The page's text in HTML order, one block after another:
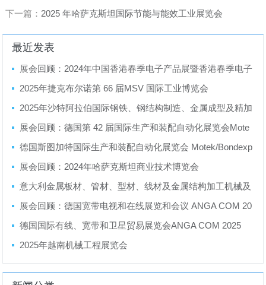
下一篇： 2025 年哈萨克斯坦国际节能与能效工业展览会
最近发表
展会回顾：2024年中国香港春季电子产品展暨香港春季电子
产品展
2025年捷克布尔诺第 66 届MSV 国际工业博览会
2025年沙特阿拉伯国际钢铁、钢结构制造、金属成型及精加
工展览会
展会回顾：德国第 42 届国际生产和装配自动化展览会Mote
k/Bondexpo 2024
德国斯图加特国际生产和装配自动化展览会 Motek/Bondexp
o 2025
展会回顾：2024年哈萨克斯坦商业技术博览会
意大利金属板材、管材、型材、线材及金属结构加工机械及
设备展览会LAMIERA 2025
展会回顾：德国宽带电视和在线展览和会议 ANGA COM 20
24德国国际有线、宽带和卫星贸易展览会ANGA COM 2025
2025年越南机械工程展览会